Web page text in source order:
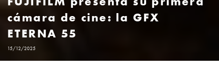
cámara de cine: la GFX
ETERNA 55
15/12/2025